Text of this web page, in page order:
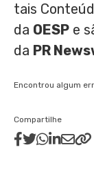
tais
da OESP e
da PR
Encontrou algum
Compartilhe